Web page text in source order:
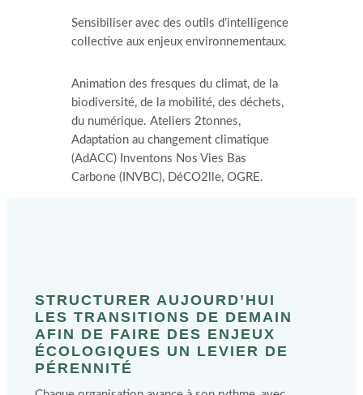
Sensibiliser avec des outils d’intelligence
collective aux enjeux environnementaux.
Animation des fresques du climat, de la
biodiversité, de la mobilité, des déchets,
du numérique. Ateliers 2tonnes,
Adaptation au changement climatique
(AdACC) Inventons Nos Vies Bas
Carbone (INVBC), DéCO2lle, OGRE.
STRUCTURER AUJOURD’HUI
LES TRANSITIONS DE DEMAIN
AFIN DE FAIRE DES ENJEUX
ÉCOLOGIQUES UN LEVIER DE
PÉRENNITÉ